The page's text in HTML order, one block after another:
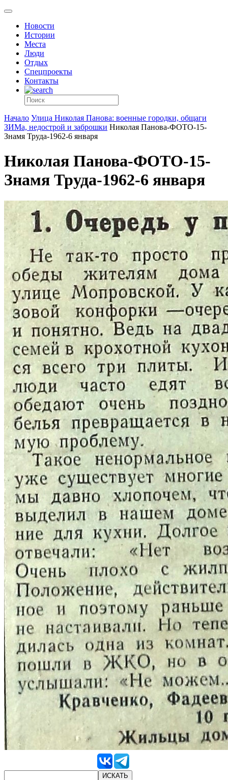
Новости
Истории
Места
Люди
Отдых
Спецпроекты
Контакты
Начало Улица Николая Панова: военные городки, общаги
ЗИМа, недострой и заброшки Николая Панова-ФОТО-15-
Знамя Труда-1962-6 января
Николая Панова-ФОТО-15-
Знамя Труда-1962-6 января